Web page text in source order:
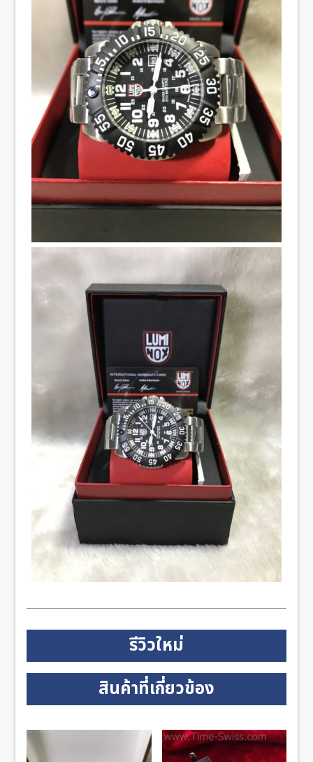
รีวิวใหม่
สินค้าที่เกี่ยวข้อง